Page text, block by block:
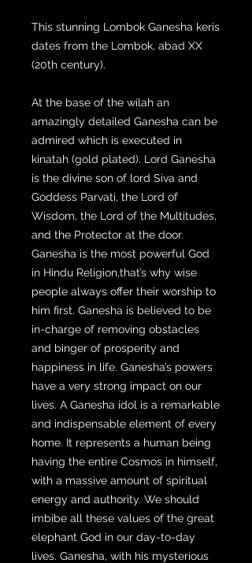
This stunning Lombok Ganesha keris
dates from the Lombok, abad XX
(20th century).
At the base of the wilah an
amazingly detailed Ganesha can be
admired which is executed in
kinatah (gold plated). Lord Ganesha
is the divine son of lord Siva and
Goddess Parvati, the Lord of
Wisdom, the Lord of the Multitudes,
and the Protector at the door.
Ganesha is the most powerful God
in Hindu Religion,that’s why wise
people always offer their worship to
him first. Ganesha is believed to be
in-charge of removing obstacles
and binger of prosperity and
happiness in life. Ganesha’s powers
have a very strong impact on our
lives. A Ganesha idol is a remarkable
and indispensable element of every
home. It represents a human being
having the entire Cosmos in himself,
with a massive amount of spiritual
energy and authority. We should
imbibe all these values of the great
elephant God in our day-to-day
lives. Ganesha, with his mysterious